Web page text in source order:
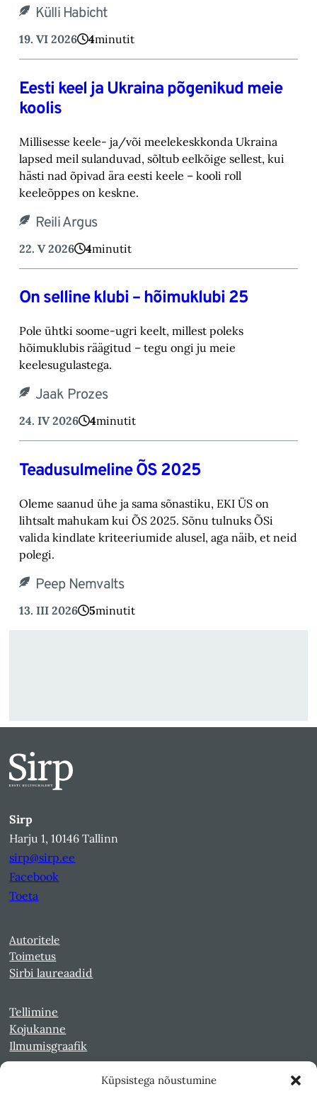
Küpsistega nõustumine
Külli Habicht
19. VI 2026 4minutit
Eesti keel ja Ukraina põgenikud meie
koolis
Millisesse keele- ja/või meelekeskkonda Ukraina
lapsed meil sulanduvad, sõltub eelkõige sellest, kui
hästi nad õpivad ära eesti keele – kooli roll
keeleõppes on keskne.
Reili Argus
22. V 2026 4minutit
On selline klubi – hõimuklubi 25
Pole ühtki soome-ugri keelt, millest poleks
hõimuklubis räägitud – tegu ongi ju meie
keelesugulastega.
Jaak Prozes
24. IV 2026 4minutit
Teadusulmeline ÕS 2025
Oleme saanud ühe ja sama sõnastiku, EKI ÜS on
lihtsalt mahukam kui ÕS 2025. Sõnu tulnuks ÕSi
valida kindlate kriteeriumide alusel, aga näib, et neid
polegi.
Peep Nemvalts
13. III 2026 5minutit
Sirp
Harju 1, 10146 Tallinn
sirp@sirp.ee
Facebook
Toeta
Autoritele
Toimetus
Sirbi laureaadid
Tellimine
Kojukanne
Ilmumisgraafik